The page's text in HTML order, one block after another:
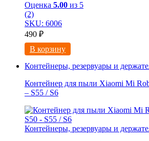
Оценка 5.00 из 5
(2)
SKU: 6006
490 ₽
В корзину
Контейнеры, резервуары и
Контейнер для пыли Xiaomi Mi
– S55 / S6
Контейнеры, резервуары и